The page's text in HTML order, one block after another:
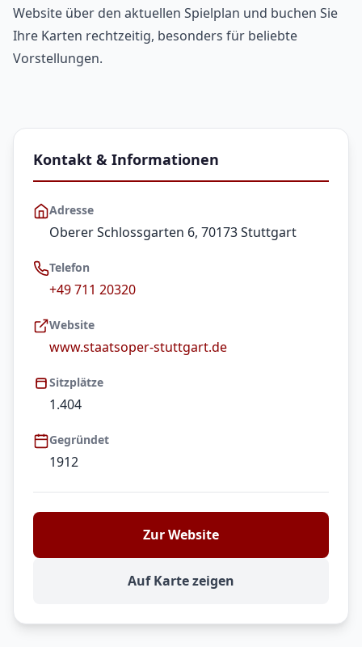
Website über den aktuellen Spielplan und buchen Sie
Ihre Karten rechtzeitig, besonders für beliebte
Vorstellungen.
Kontakt & Informationen
Adresse
Oberer Schlossgarten 6, 70173 Stuttgart
Telefon
+49 711 20320
Website
www.staatsoper-stuttgart.de
Sitzplätze
1.404
Gegründet
1912
Zur Website
Auf Karte zeigen